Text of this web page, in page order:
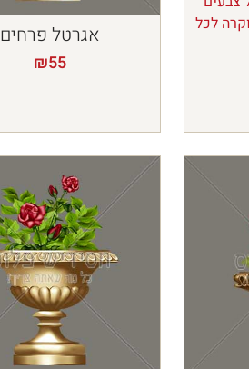
אגרטל פרחים
₪55